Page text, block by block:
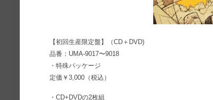
【初回生産限定盤】（CD＋DVD)
品番：UMA-9017〜9018
・特殊パッケージ
定価￥3,000（税込）
・CD+DVDの2枚組